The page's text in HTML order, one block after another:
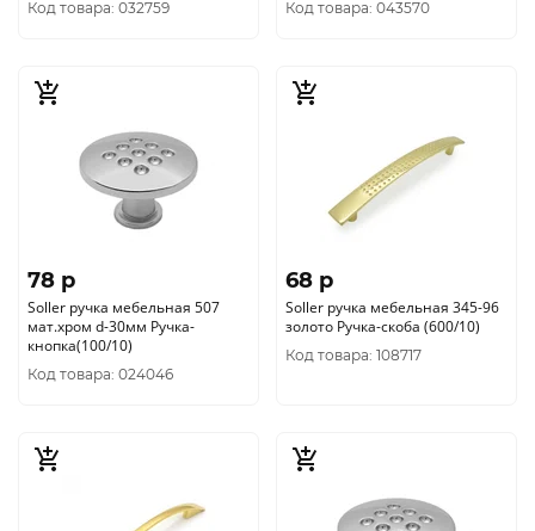
Код товара: 032759 Код товара: 043570
78 p
Soller ручка мебельная 507
мат.хром d-30мм Ручка-
кнопка(100/10)
Код товара: 024046
68 p
Soller ручка мебельная 345-96
золото Ручка-скоба (600/10)
Код товара: 108717